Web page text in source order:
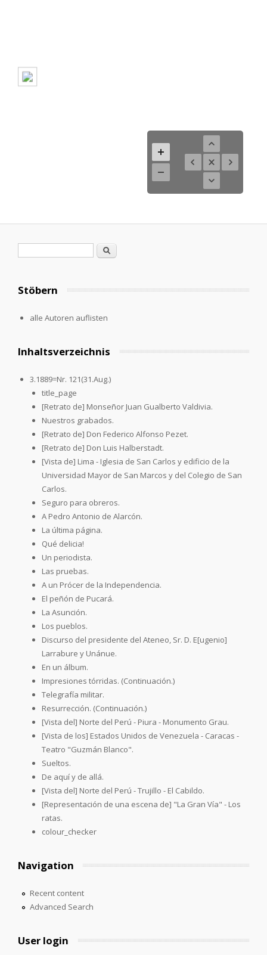
Search
Stöbern
alle Autoren auflisten
Inhaltsverzeichnis
3.1889=Nr. 121(31.Aug.)
title_page
[Retrato de] Monseñor Juan Gualberto Valdivia.
Nuestros grabados.
[Retrato de] Don Federico Alfonso Pezet.
[Retrato de] Don Luis Halberstadt.
[Vista de] Lima - Iglesia de San Carlos y edificio de la
Universidad Mayor de San Marcos y del Colegio de San
Carlos.
Seguro para obreros.
A Pedro Antonio de Alarcón.
La última página.
Qué delicia!
Un periodista.
Las pruebas.
A un Prócer de la Independencia.
El peñón de Pucará.
La Asunción.
Los pueblos.
Discurso del presidente del Ateneo, Sr. D. E[ugenio]
Larrabure y Unánue.
En un álbum.
Impresiones tórridas. (Continuación.)
Telegrafía militar.
Resurrección. (Continuación.)
[Vista del] Norte del Perú - Piura - Monumento Grau.
[Vista de los] Estados Unidos de Venezuela - Caracas -
Teatro "Guzmán Blanco".
Sueltos.
De aquí y de allá.
[Vista del] Norte del Perú - Trujillo - El Cabildo.
[Representación de una escena de] "La Gran Vía" - Los
ratas.
colour_checker
Navigation
Recent content
Advanced Search
User login